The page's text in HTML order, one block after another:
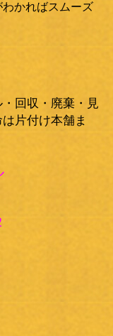
かればスムーズ
回収・廃棄・見
片付け本舗ま